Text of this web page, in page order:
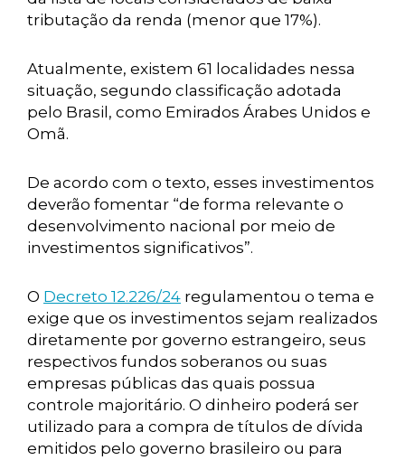
tributação da renda (menor que 17%).
Atualmente, existem 61 localidades nessa
situação, segundo classificação adotada
pelo Brasil, como Emirados Árabes Unidos e
Omã.
De acordo com o texto, esses investimentos
deverão fomentar “de forma relevante o
desenvolvimento nacional por meio de
investimentos significativos”.
O Decreto 12.226/24 regulamentou o tema e
exige que os investimentos sejam realizados
diretamente por governo estrangeiro, seus
respectivos fundos soberanos ou suas
empresas públicas das quais possua
controle majoritário. O dinheiro poderá ser
utilizado para a compra de títulos de dívida
emitidos pelo governo brasileiro ou para